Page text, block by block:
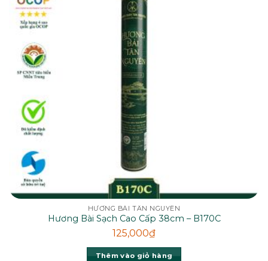
HƯƠNG BÀI TÂN NGUYÊN
Hương Bài Sạch Cao Cấp 38cm – B170C
125,000₫
Thêm vào giỏ hàng